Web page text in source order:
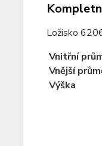
Ložisko
Vnitřní
Vnější
Výška